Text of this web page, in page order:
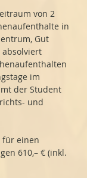
von 2
in
Gut
absolviert
im
der Student
und
für einen
610,– € (inkl.